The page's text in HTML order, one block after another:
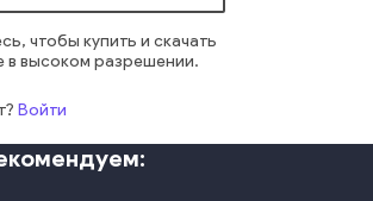
чтобы купить и скачать
в высоком разрешении.
Войти